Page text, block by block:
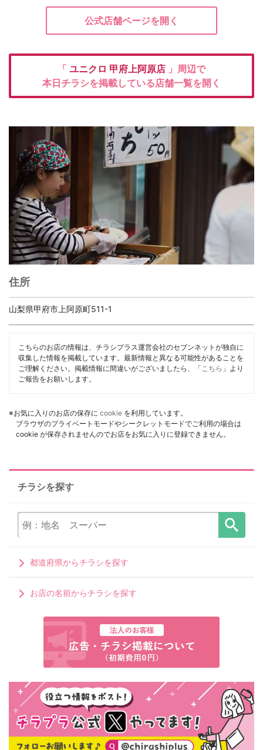
公式店舗ページを開く
「 ユニクロ 甲府上阿原店 」周辺で
本日チラシを掲載している店舗一覧を開く
住所
山梨県甲府市上阿原町511-1
こちらのお店の情報は、チラシプラス運営会社のセブンネットが独自に
収集した情報を掲載しています。最新情報と異なる可能性があることを
ご理解ください。掲載情報に間違いがございましたら、「 こちら 」より
ご報告をお願いします。
※お気に入りのお店の保存に cookie を利用しています。
ブラウザのプライベートモードやシークレットモードでご利用の場合は
cookie が保存されませんのでお店をお気に入りに登録できません。
チラシを探す
都道府県からチラシを探す
お店の名前からチラシを探す